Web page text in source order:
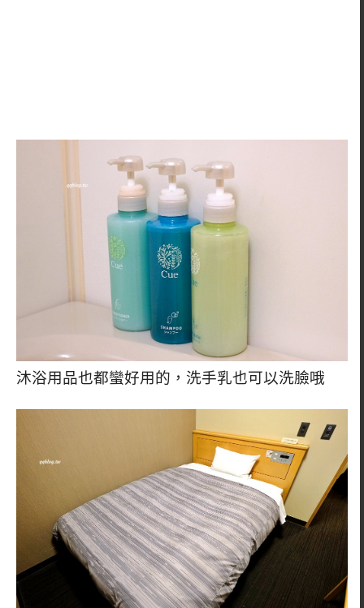
沐浴用品也都蠻好用的，洗手乳也可以洗臉哦